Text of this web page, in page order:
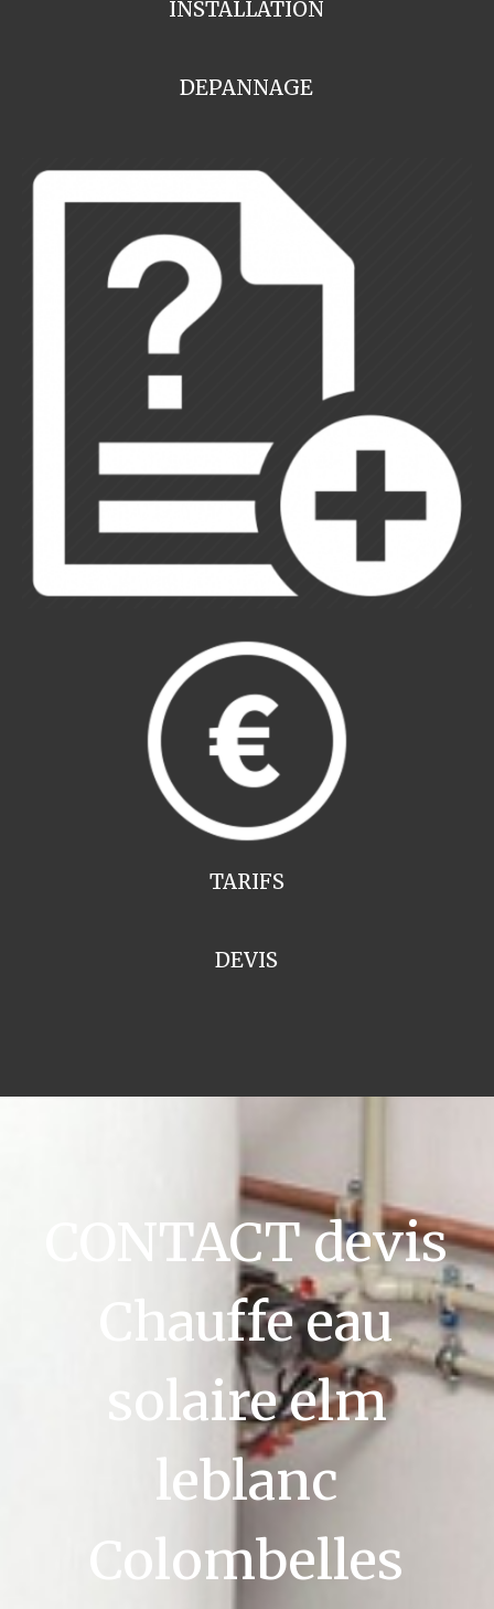
INSTALLATION
DEPANNAGE
TARIFS
DEVIS
CONTACT devis
Chauffe eau
solaire elm
leblanc
Colombelles